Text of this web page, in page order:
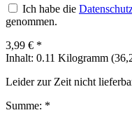
Ich habe die
genommen.
3,99 € *
Inhalt: 0.11 Kilogramm
Leider zur Zeit nicht
Summe: *